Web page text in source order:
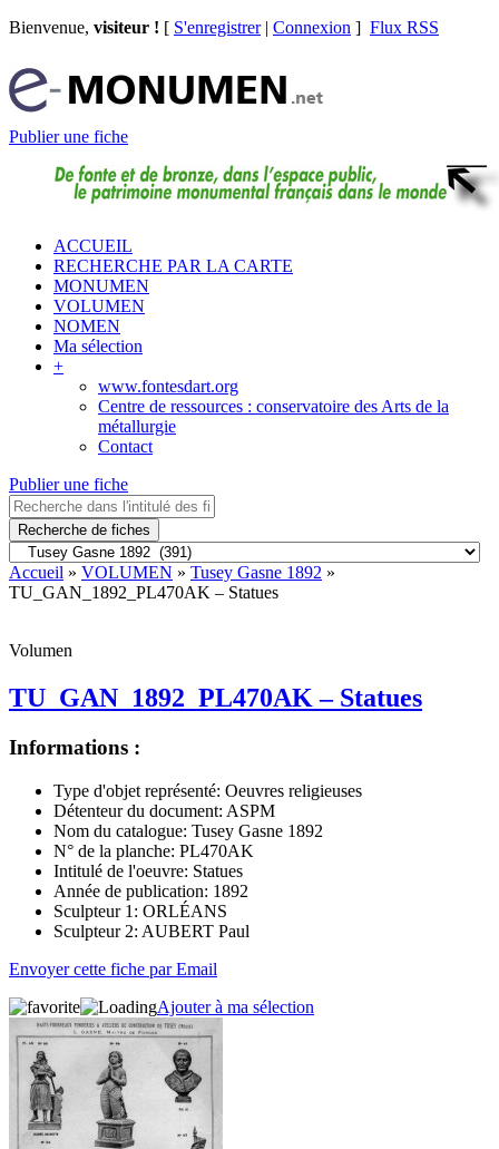
Bienvenue, visiteur ! [ S'enregistrer| Connexion ] Flux RSS
Publier une fiche
ACCUEIL
RECHERCHE PAR LA CARTE
MONUMEN
VOLUMEN
NOMEN
Ma sélection
+
www.fontesdart.org
Centre de ressources : conservatoire des Arts de la
métallurgie
Contact
Publier une fiche
Recherche de fiches
Accueil » VOLUMEN » Tusey Gasne 1892 »
TU_GAN_1892_PL470AK – Statues
Volumen
TU_GAN_1892_PL470AK – Statues
Informations :
Type d'objet représenté: Oeuvres religieuses
Détenteur du document: ASPM
Nom du catalogue: Tusey Gasne 1892
N° de la planche: PL470AK
Intitulé de l'oeuvre: Statues
Année de publication: 1892
Sculpteur 1: ORLÉANS
Sculpteur 2: AUBERT Paul
Envoyer cette fiche par Email
Ajouter à ma sélection